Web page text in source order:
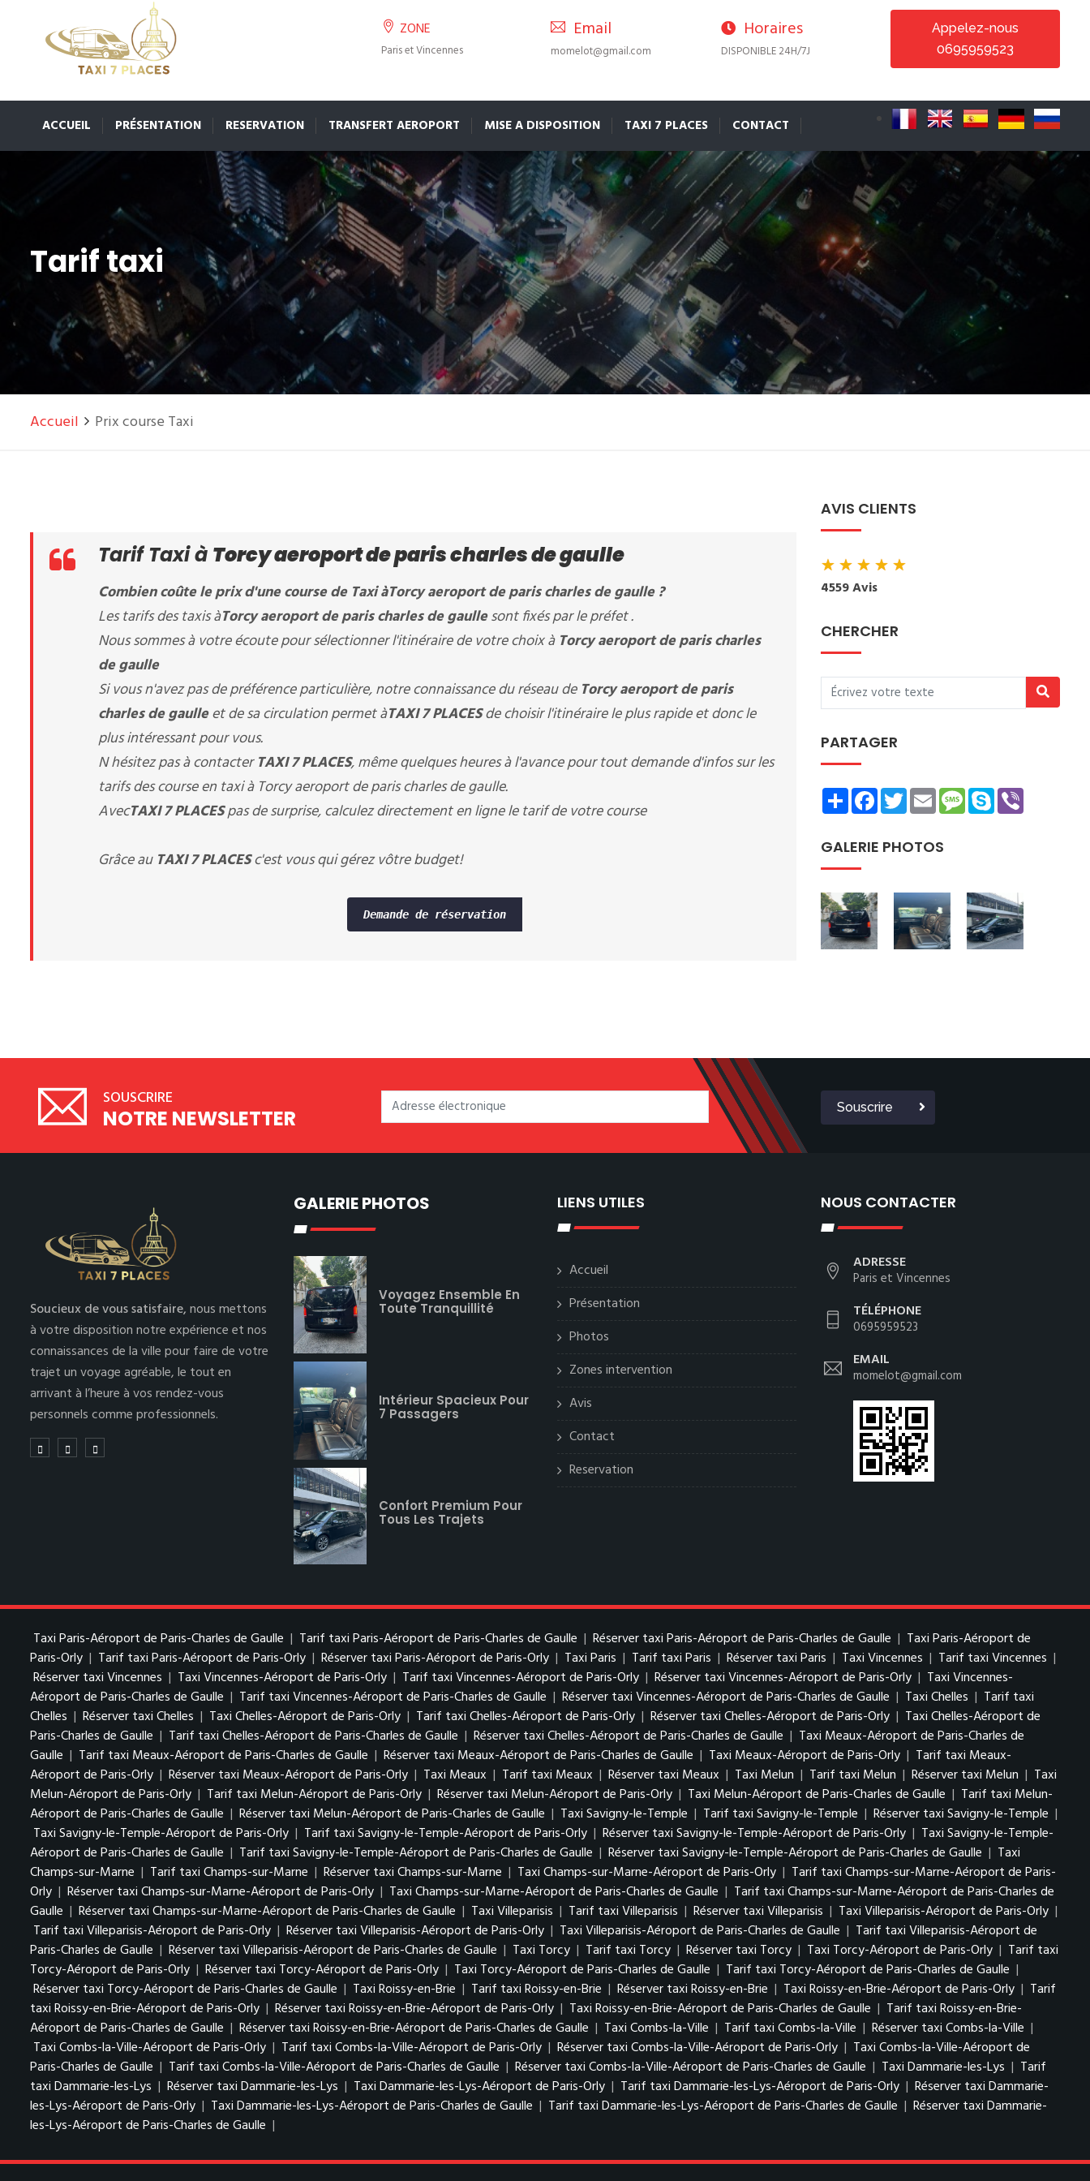
ZONE
Paris et Vincennes
Email
momelot@gmail.com
Horaires
DISPONIBLE 24H/7J
Appelez-nous
0695959523
ACCUEIL PRÉSENTATION RESERVATION TRANSFERT AEROPORT MISE A DISPOSITION TAXI 7 PLACES CONTACT
Tarif taxi
Accueil Prix course Taxi
Tarif Taxi à Torcy aeroport de paris charles de gaulle
Combien coûte le prix d'une course de Taxi àTorcy aeroport de paris charles de gaulle?
Les tarifs des taxis àTorcy aeroport de paris charles de gaullesont fixés par le préfet .
Nous sommes à votre écoute pour sélectionner l'itinéraire de votre choix à Torcy aeroport de paris charles
de gaulle
Si vous n'avez pas de préférence particulière, notre connaissance du réseau de Torcy aeroport de paris
charles de gaulleet de sa circulation permet àTAXI 7 PLACESde choisir l'itinéraire le plus rapide et donc le
plus intéressant pour vous.
N hésitez pas à contacterTAXI 7 PLACES, même quelques heures à l'avance pour tout demande d'infos sur les
tarifs des course en taxi à Torcy aeroport de paris charles de gaulle.
AvecTAXI 7 PLACESpas de surprise, calculez directement en ligne le tarif de votre course
Grâce au TAXI 7 PLACESc'est vous qui gérez vôtre budget!
Demande de réservation
AVIS CLIENTS
★★★★★
4559 Avis
CHERCHER
PARTAGER
ShareFacebookTwitterEmailMessage
Skype
GALERIE PHOTOS
SOUSCRIRE
NOTRE NEWSLETTER Souscrire
Soucieux de vous satisfaire,nous mettons
à votre disposition notre expérience et nos
connaissances de la ville pour faire de votre
trajet un voyage agréable, le tout en
arrivant à l’heure à vos rendez-vous
personnels comme professionnels.
GALERIE PHOTOS
Voyagez Ensemble En
Toute Tranquillité
Intérieur Spacieux Pour
7 Passagers
Confort Premium Pour
Tous Les Trajets
LIENS UTILES
Accueil
Présentation
Photos
Zones intervention
Avis
Contact
Reservation
NOUS CONTACTER
ADRESSE
Paris et Vincennes
TÉLÉPHONE
0695959523
EMAIL
momelot@gmail.com
Taxi Paris-Aéroport de Paris-Charles de Gaulle | Tarif taxi Paris-Aéroport de Paris-Charles de Gaulle | Réserver taxi Paris-Aéroport de Paris-Charles de Gaulle | Taxi Paris-Aéroport de
Paris-Orly | Tarif taxi Paris-Aéroport de Paris-Orly | Réserver taxi Paris-Aéroport de Paris-Orly | Taxi Paris | Tarif taxi Paris | Réserver taxi Paris | Taxi Vincennes | Tarif taxi Vincennes |
Réserver taxi Vincennes | Taxi Vincennes-Aéroport de Paris-Orly | Tarif taxi Vincennes-Aéroport de Paris-Orly | Réserver taxi Vincennes-Aéroport de Paris-Orly | Taxi Vincennes-
Aéroport de Paris-Charles de Gaulle | Tarif taxi Vincennes-Aéroport de Paris-Charles de Gaulle | Réserver taxi Vincennes-Aéroport de Paris-Charles de Gaulle | Taxi Chelles | Tarif taxi
Chelles | Réserver taxi Chelles | Taxi Chelles-Aéroport de Paris-Orly | Tarif taxi Chelles-Aéroport de Paris-Orly | Réserver taxi Chelles-Aéroport de Paris-Orly | Taxi Chelles-Aéroport de
Paris-Charles de Gaulle | Tarif taxi Chelles-Aéroport de Paris-Charles de Gaulle | Réserver taxi Chelles-Aéroport de Paris-Charles de Gaulle | Taxi Meaux-Aéroport de Paris-Charles de
Gaulle | Tarif taxi Meaux-Aéroport de Paris-Charles de Gaulle | Réserver taxi Meaux-Aéroport de Paris-Charles de Gaulle | Taxi Meaux-Aéroport de Paris-Orly | Tarif taxi Meaux-
Aéroport de Paris-Orly | Réserver taxi Meaux-Aéroport de Paris-Orly | Taxi Meaux | Tarif taxi Meaux | Réserver taxi Meaux | Taxi Melun | Tarif taxi Melun | Réserver taxi Melun | Taxi
Melun-Aéroport de Paris-Orly | Tarif taxi Melun-Aéroport de Paris-Orly | Réserver taxi Melun-Aéroport de Paris-Orly | Taxi Melun-Aéroport de Paris-Charles de Gaulle | Tarif taxi Melun-
Aéroport de Paris-Charles de Gaulle | Réserver taxi Melun-Aéroport de Paris-Charles de Gaulle | Taxi Savigny-le-Temple | Tarif taxi Savigny-le-Temple | Réserver taxi Savigny-le-Temple |
Taxi Savigny-le-Temple-Aéroport de Paris-Orly | Tarif taxi Savigny-le-Temple-Aéroport de Paris-Orly | Réserver taxi Savigny-le-Temple-Aéroport de Paris-Orly | Taxi Savigny-le-Temple-
Aéroport de Paris-Charles de Gaulle | Tarif taxi Savigny-le-Temple-Aéroport de Paris-Charles de Gaulle | Réserver taxi Savigny-le-Temple-Aéroport de Paris-Charles de Gaulle | Taxi
Champs-sur-Marne | Tarif taxi Champs-sur-Marne | Réserver taxi Champs-sur-Marne | Taxi Champs-sur-Marne-Aéroport de Paris-Orly | Tarif taxi Champs-sur-Marne-Aéroport de Paris-
Orly | Réserver taxi Champs-sur-Marne-Aéroport de Paris-Orly | Taxi Champs-sur-Marne-Aéroport de Paris-Charles de Gaulle | Tarif taxi Champs-sur-Marne-Aéroport de Paris-Charles de
Gaulle | Réserver taxi Champs-sur-Marne-Aéroport de Paris-Charles de Gaulle | Taxi Villeparisis | Tarif taxi Villeparisis | Réserver taxi Villeparisis | Taxi Villeparisis-Aéroport de Paris-Orly |
Tarif taxi Villeparisis-Aéroport de Paris-Orly | Réserver taxi Villeparisis-Aéroport de Paris-Orly | Taxi Villeparisis-Aéroport de Paris-Charles de Gaulle | Tarif taxi Villeparisis-Aéroport de
Paris-Charles de Gaulle | Réserver taxi Villeparisis-Aéroport de Paris-Charles de Gaulle | Taxi Torcy | Tarif taxi Torcy | Réserver taxi Torcy | Taxi Torcy-Aéroport de Paris-Orly | Tarif taxi
Torcy-Aéroport de Paris-Orly | Réserver taxi Torcy-Aéroport de Paris-Orly | Taxi Torcy-Aéroport de Paris-Charles de Gaulle | Tarif taxi Torcy-Aéroport de Paris-Charles de Gaulle |
Réserver taxi Torcy-Aéroport de Paris-Charles de Gaulle | Taxi Roissy-en-Brie | Tarif taxi Roissy-en-Brie | Réserver taxi Roissy-en-Brie | Taxi Roissy-en-Brie-Aéroport de Paris-Orly | Tarif
taxi Roissy-en-Brie-Aéroport de Paris-Orly | Réserver taxi Roissy-en-Brie-Aéroport de Paris-Orly | Taxi Roissy-en-Brie-Aéroport de Paris-Charles de Gaulle | Tarif taxi Roissy-en-Brie-
Aéroport de Paris-Charles de Gaulle | Réserver taxi Roissy-en-Brie-Aéroport de Paris-Charles de Gaulle | Taxi Combs-la-Ville | Tarif taxi Combs-la-Ville | Réserver taxi Combs-la-Ville |
Taxi Combs-la-Ville-Aéroport de Paris-Orly | Tarif taxi Combs-la-Ville-Aéroport de Paris-Orly | Réserver taxi Combs-la-Ville-Aéroport de Paris-Orly | Taxi Combs-la-Ville-Aéroport de
Paris-Charles de Gaulle | Tarif taxi Combs-la-Ville-Aéroport de Paris-Charles de Gaulle | Réserver taxi Combs-la-Ville-Aéroport de Paris-Charles de Gaulle | Taxi Dammarie-les-Lys | Tarif
taxi Dammarie-les-Lys | Réserver taxi Dammarie-les-Lys | Taxi Dammarie-les-Lys-Aéroport de Paris-Orly | Tarif taxi Dammarie-les-Lys-Aéroport de Paris-Orly | Réserver taxi Dammarie-
les-Lys-Aéroport de Paris-Orly | Taxi Dammarie-les-Lys-Aéroport de Paris-Charles de Gaulle | Tarif taxi Dammarie-les-Lys-Aéroport de Paris-Charles de Gaulle | Réserver taxi Dammarie-
les-Lys-Aéroport de Paris-Charles de Gaulle |